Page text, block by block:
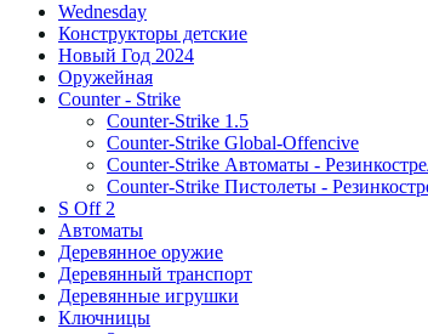
Wednesday
Конструкторы детские
Новый Год 2024
Оружейная
Counter - Strike
Counter-Strike 1.5
Counter-Strike Global-Offencive
Counter-Strike Автоматы -
Counter-Strike Пистолеты -
S Off 2
Автоматы
Деревянное оружие
Деревянный транспорт
Деревянные игрушки
Ключницы